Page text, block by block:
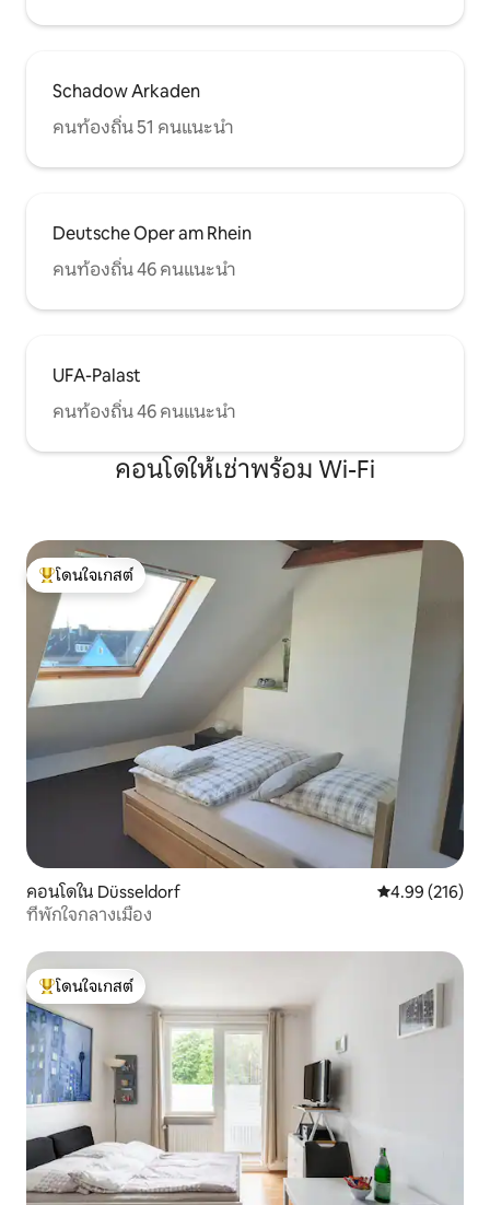
Schadow Arkaden
คนท้องถิ่น 51 คนแนะนำ
Deutsche Oper am Rhein
คนท้องถิ่น 46 คนแนะนำ
UFA-Palast
คนท้องถิ่น 46 คนแนะนำ
คอนโดให้เช่าพร้อม Wi-Fi
โดนใจเกสต์ที่สุด
โดนใจเกสต์
คอนโดใน Düsseldorf คะแนนเฉลี่ย
4.99 (216)
ที่พักใจกลางเมือง
โดนใจเกสต์ที่สุด
โดนใจเกสต์